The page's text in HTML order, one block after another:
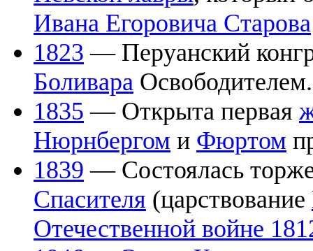
Ивана Егоровича Старова
1823 — Перуанский
Боливара Освободителем.
1835 — Открыта первая
Нюрнбергом и Фюртом
1839 — Состоялась
Спасителя (царствование
Отечественной войне